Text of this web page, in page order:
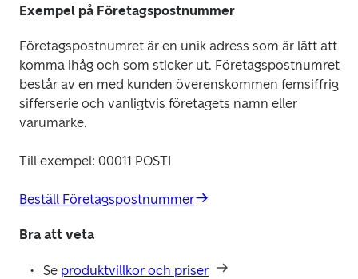
Exempel på Företagspostnummer
Företagspostnumret är en unik adress som är lätt att
komma ihåg och som sticker ut. Företagspostnumret
består av en med kunden överenskommen femsiffrig
sifferserie och vanligtvis företagets namn eller
varumärke.
Till exempel: 00011 POSTI
Beställ Företagspostnummer
Bra att veta
Se produktvillkor och priser